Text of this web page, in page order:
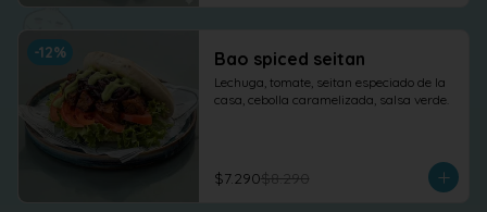
-12% Bao spiced seitan
Lechuga, tomate, seitan especiado de la
casa, cebolla caramelizada, salsa verde.
$7.290$8.290